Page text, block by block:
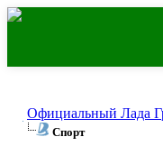
Официальный Лада
Спорт